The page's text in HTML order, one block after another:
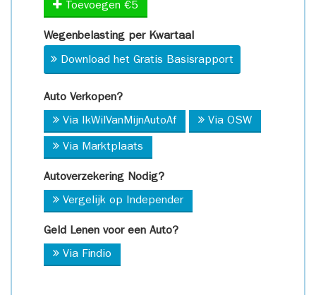
Toevoegen €5
Wegenbelasting per Kwartaal
Download het Gratis Basisrapport
Auto Verkopen?
Via IkWilVanMijnAutoAf Via OSW
Via Marktplaats
Autoverzekering Nodig?
Vergelijk op Independer
Geld Lenen voor een Auto?
Via Findio